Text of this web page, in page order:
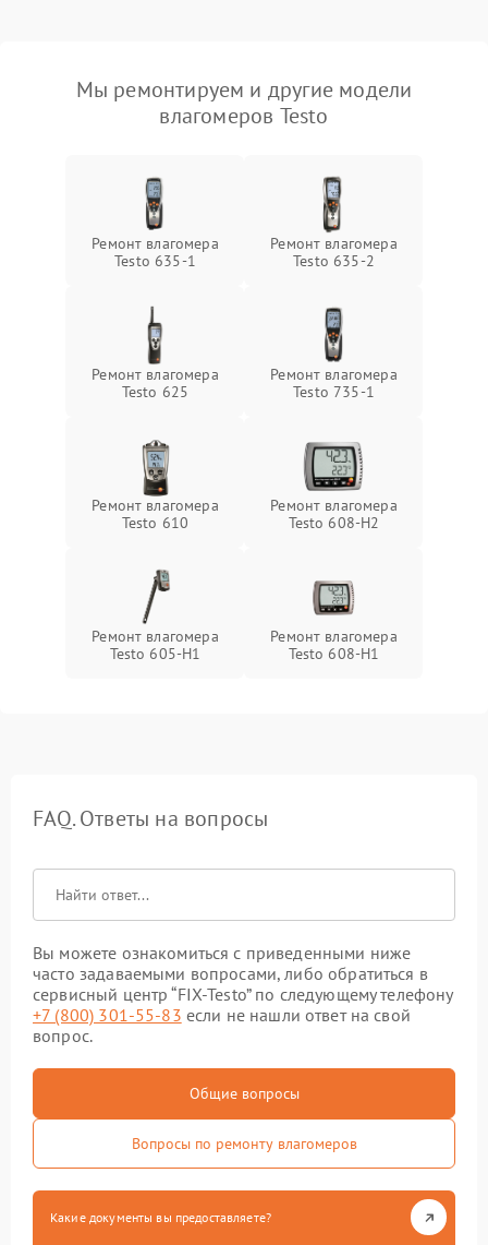
Мы ремонтируем и другие модели
влагомеров Testo
Ремонт влагомера
Testo 635-1
Ремонт влагомера
Testo 635-2
Ремонт влагомера
Testo 625
Ремонт влагомера
Testo 735-1
Ремонт влагомера
Testo 610
Ремонт влагомера
Testo 608-H2
Ремонт влагомера
Testo 605-H1
Ремонт влагомера
Testo 608-H1
FAQ. Ответы на вопросы
Вы можете ознакомиться с приведенными ниже
часто задаваемыми вопросами, либо обратиться в
сервисный центр “FIX-Testo” по следующему телефону
+7 (800) 301-55-83 если не нашли ответ на свой
вопрос.
Общие вопросы
Вопросы по ремонту влагомеров
Какие документы вы предоставляете?